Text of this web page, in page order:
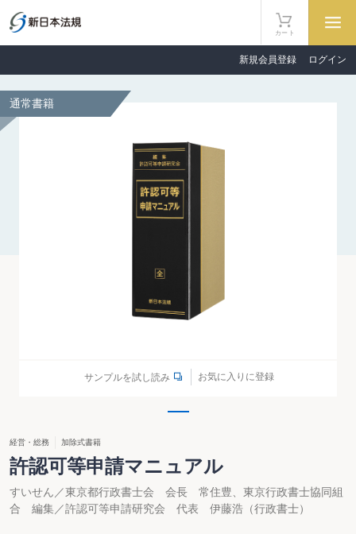
新規会員登録 ログイン
カート
通常書籍
サンプルを試し読み お気に入りに登録
経営・総務 加除式書籍
許認可等申請マニュアル
すいせん／東京都行政書士会 会長 常住豊、東京行政書士協同組
合 編集／許認可等申請研究会 代表 伊藤浩（行政書士）